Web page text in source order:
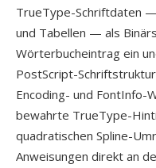
TrueType-Schriftdaten
und Tabellen — als
Wörterbucheintrag ein
PostScript-
Encoding- und FontInfo-
bewahrte TrueType-
quadratischen Spline-
Anweisungen direkt an